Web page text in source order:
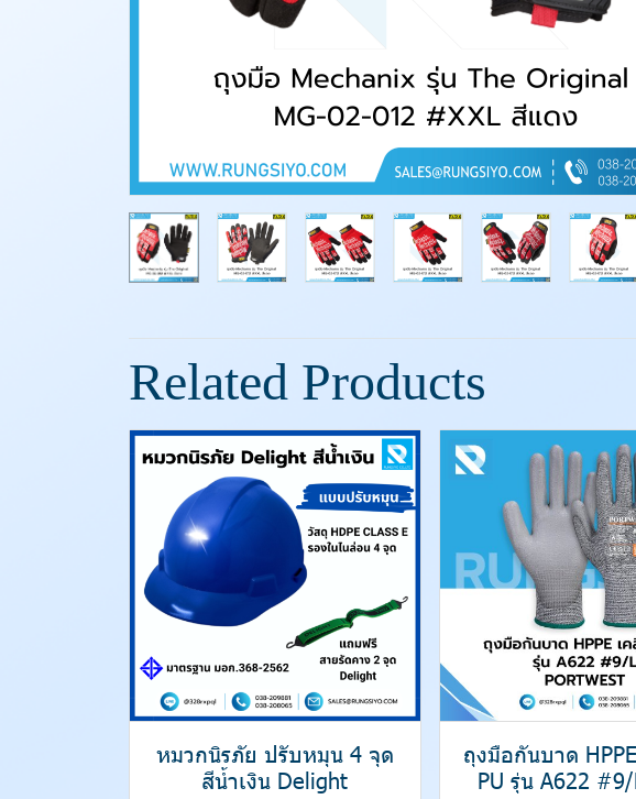
Related Products
หมวกนิรภัย ปรับหมุน 4 จุด
สีน้ำเงิน Delight
ถุงมือกันบาด
PU รุ่น A622